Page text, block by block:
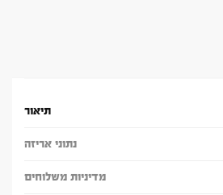
תיאור
נתוני אריזה
מדיניות משלוחים